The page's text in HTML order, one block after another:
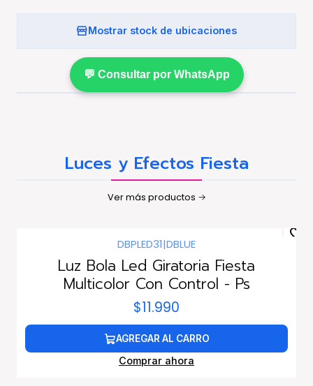
Mostrar stock de ubicaciones
💬 Consultar por WhatsApp
Luces y Efectos Fiesta
Ver más productos
DBPLED31|DBLUE
Luz Bola Led Giratoria Fiesta
Multicolor Con Control - Ps
$11.990
AGREGAR AL CARRO
Comprar ahora